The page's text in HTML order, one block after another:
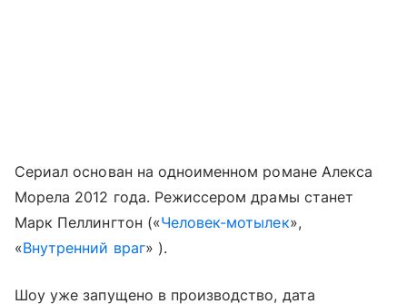
Сериал основан на одноименном романе Алекса
Морела 2012 года. Режиссером драмы станет
Марк Пеллингтон («Человек-мотылек»,
«Внутренний враг» ).
Шоу уже запущено в производство, дата